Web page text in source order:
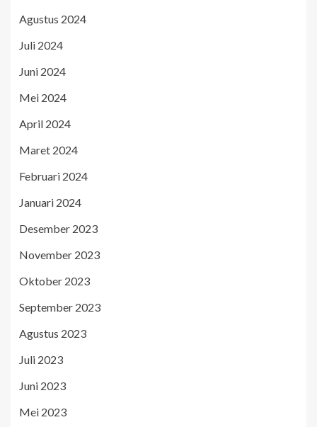
Agustus 2024
Juli 2024
Juni 2024
Mei 2024
April 2024
Maret 2024
Februari 2024
Januari 2024
Desember 2023
November 2023
Oktober 2023
September 2023
Agustus 2023
Juli 2023
Juni 2023
Mei 2023